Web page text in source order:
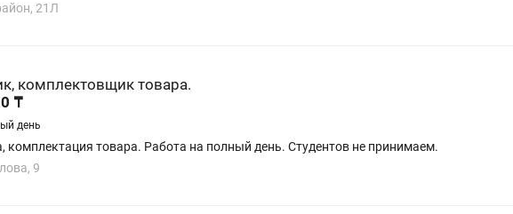
21Л
комплектовщик товара.
₸
день
комплектация товара. Работа на полный день. Студентов не принимаем.
9